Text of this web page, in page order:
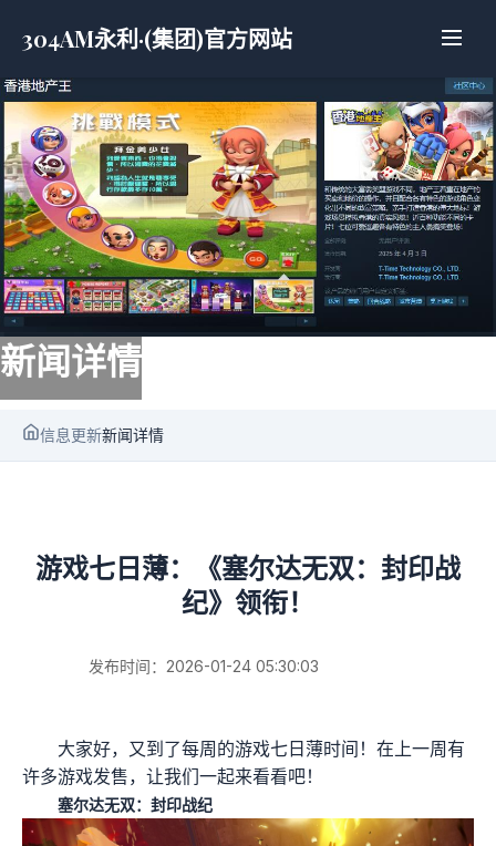
304AM永利·(集团)官方网站
新闻详情
信息更新新闻详情
游戏七日薄：《塞尔达无双：封印战
纪》领衔！
发布时间：2026-01-24 05:30:03
大家好，又到了每周的游戏七日薄时间！在上一周有
许多游戏发售，让我们一起来看看吧！
塞尔达无双：封印战纪